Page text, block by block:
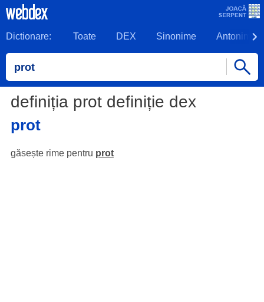
Dictionare: Toate DEX Sinonime Antonime
definiția prot definiție dex
prot
găsește rime pentru prot